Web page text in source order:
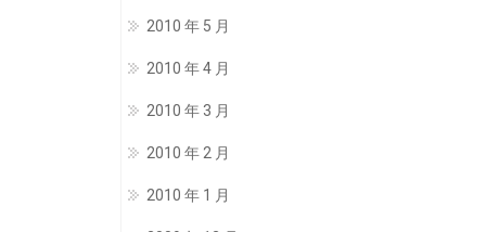
2010 年 5 月
2010 年 4 月
2010 年 3 月
2010 年 2 月
2010 年 1 月